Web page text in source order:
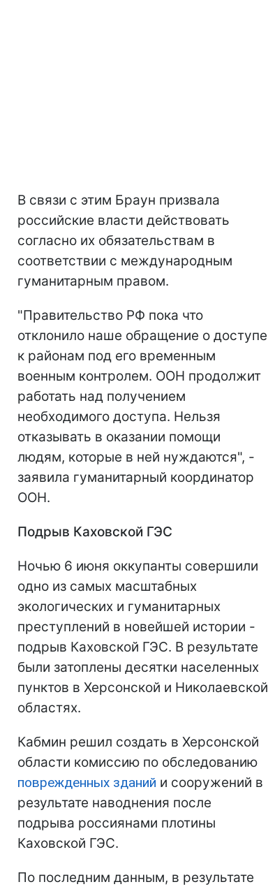
В связи с этим Браун призвала
российские власти действовать
согласно их обязательствам в
соответствии с международным
гуманитарным правом.
"Правительство РФ пока что
отклонило наше обращение о доступе
к районам под его временным
военным контролем. ООН продолжит
работать над получением
необходимого доступа. Нельзя
отказывать в оказании помощи
людям, которые в ней нуждаются", -
заявила гуманитарный координатор
ООН.
Подрыв Каховской ГЭС
Ночью 6 июня оккупанты совершили
одно из самых масштабных
экологических и гуманитарных
преступлений в новейшей истории -
подрыв Каховской ГЭС. В результате
были затоплены десятки населенных
пунктов в Херсонской и Николаевской
областях.
Кабмин решил создать в Херсонской
области комиссию по обследованию
поврежденных зданий и сооружений в
результате наводнения после
подрыва россиянами плотины
Каховской ГЭС.
По последним данным, в результате